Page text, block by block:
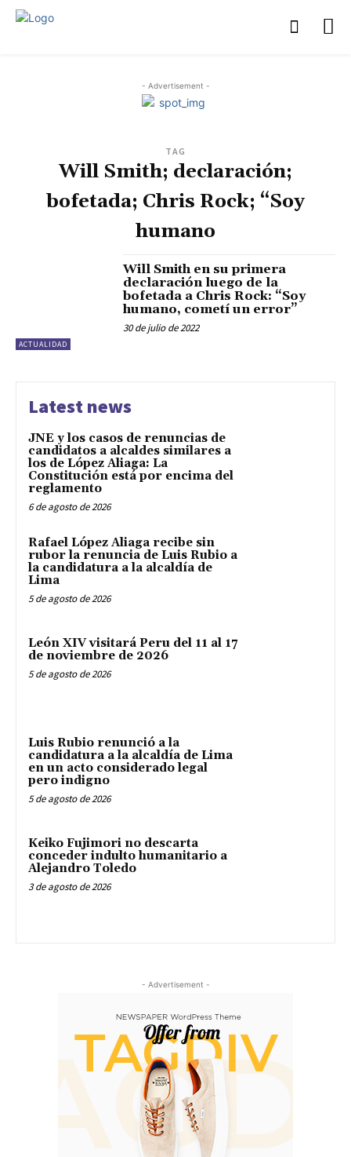
- Advertisement -
TAG
Will Smith; declaración;
bofetada; Chris Rock; “Soy
humano
ACTUALIDAD
Will Smith en su primera
declaración luego de la
bofetada a Chris Rock: “Soy
humano, cometí un error”
30 de julio de 2022
Latest news
JNE y los casos de renuncias de
candidatos a alcaldes similares a
los de López Aliaga: La
Constitución está por encima del
reglamento
6 de agosto de 2026
Rafael López Aliaga recibe sin
rubor la renuncia de Luis Rubio a
la candidatura a la alcaldía de
Lima
5 de agosto de 2026
León XIV visitará Peru del 11 al 17
de noviembre de 2026
5 de agosto de 2026
Luis Rubio renunció a la
candidatura a la alcaldía de Lima
en un acto considerado legal
pero indigno
5 de agosto de 2026
Keiko Fujimori no descarta
conceder indulto humanitario a
Alejandro Toledo
3 de agosto de 2026
- Advertisement -